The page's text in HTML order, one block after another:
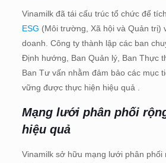
Vinamilk đã tái cấu trúc tổ chức để
ESG (Môi trường, Xã hội và Quản trị)
doanh. Công ty thành lập các ban
Định hướng, Ban Quản lý, Ban Thực
Ban Tư vấn nhằm đảm bảo các mục
vững được thực hiện hiệu quả .
Mạng lưới phân phối
hiệu quả
Vinamilk sở hữu mạng lưới phân phối